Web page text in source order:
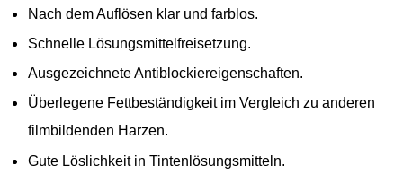
Nach dem Auflösen klar und farblos.
Schnelle Lösungsmittelfreisetzung.
Ausgezeichnete Antiblockiereigenschaften.
Überlegene Fettbeständigkeit im Vergleich zu anderen
filmbildenden Harzen.
Gute Löslichkeit in Tintenlösungsmitteln.